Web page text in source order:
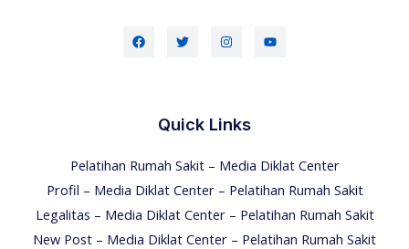
Quick Links
Pelatihan Rumah Sakit – Media Diklat Center
Profil – Media Diklat Center – Pelatihan Rumah Sakit
Legalitas – Media Diklat Center – Pelatihan Rumah Sakit
New Post – Media Diklat Center – Pelatihan Rumah Sakit